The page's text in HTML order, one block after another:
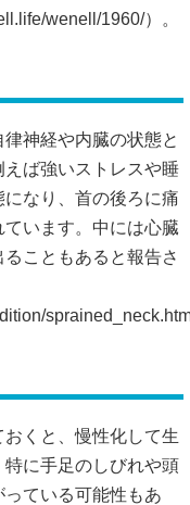
ば強いストレスや睡
います。中には心臓
こともあると報告さ
くと、慢性化して生
特に手足のしびれや頭
ケースが多いと言わ